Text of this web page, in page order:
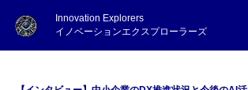
Innovation Explorers
イノベーションエクスプローラーズ